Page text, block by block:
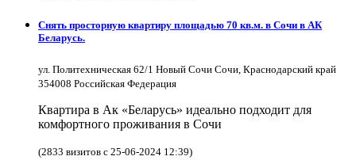
Снять просторную квартиру площадью 70 кв.м. в Сочи в АК
Беларусь.
ул. Политехническая 62/1 Новый Сочи Сочи, Краснодарский край
354008 Российская Федерация
Квартира в Ак «Беларусь» идеально подходит для
комфортного проживания в Сочи
(2833 визитов с 25-06-2024 12:39)